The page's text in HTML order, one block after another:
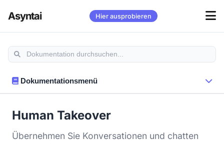
Asyntai Hier ausprobieren
Dokumentationsmenü
Human Takeover
Übernehmen Sie Konversationen und chatten